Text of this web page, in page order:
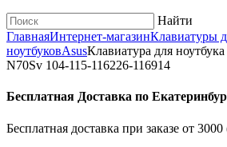
Найти
ГлавнаяИнтернет-магазинКлавиатуры
ноутбуковAsusКлавиатура для
N70Sv 104-115-116226-116914
Бесплатная Доставка по
Бесплатная доставка при заказе от